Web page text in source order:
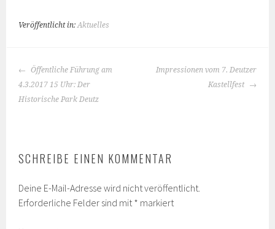
Veröffentlicht in:Aktuelles
BEITRAGS-
NAVIGATION
Öffentliche Führung am
4.3.2017 15 Uhr: Der
Historische Park Deutz
Impressionen vom 7. Deutzer
Kastellfest
SCHREIBE EINEN KOMMENTAR
Deine E-Mail-Adresse wird nicht veröffentlicht.
Erforderliche Felder sind mit * markiert